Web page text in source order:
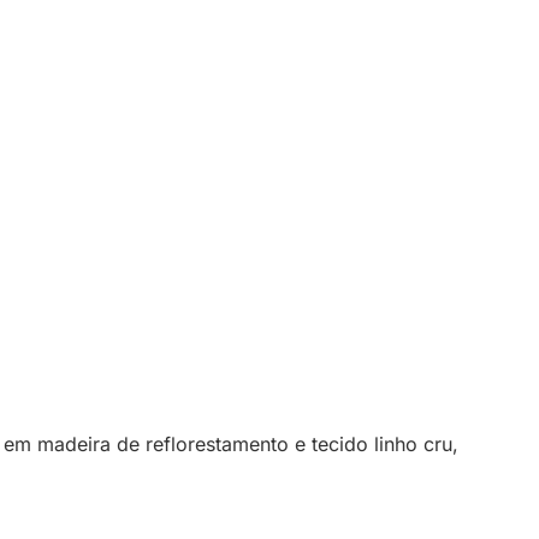
madeira de reflorestamento e tecido linho cru,